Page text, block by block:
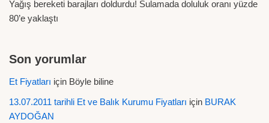
Yağış bereketi barajları doldurdu! Sulamada doluluk oranı yüzde
80’e yaklaştı
Son yorumlar
Et Fiyatları için Böyle biline
13.07.2011 tarihli Et ve Balık Kurumu Fiyatları için BURAK
AYDOĞAN